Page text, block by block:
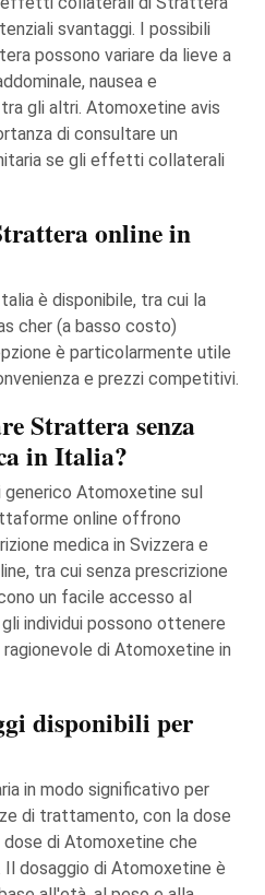
svantaggi. I possibili
possono variare da lieve a
nausea e
gli altri. Atomoxetine avis
di consultare un
se gli effetti collaterali
online in
è disponibile, tra cui la
cher (a basso costo)
è particolarmente utile
e prezzi competitivi.
Strattera senza
in Italia?
generico Atomoxetine sul
online offrono
medica in Svizzera e
tra cui senza prescrizione
un facile accesso al
individui possono ottenere
di Atomoxetine in
disponibili per
in modo significativo per
di trattamento, con la dose
di Atomoxetine che
Il dosaggio di Atomoxetine è